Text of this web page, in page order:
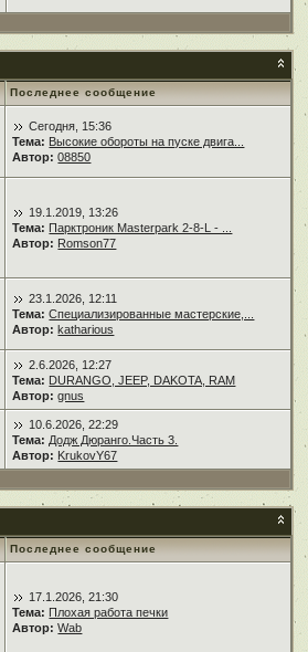
Последнее сообщение
Сегодня, 15:36
Тема: Высокие обороты на пуске двига...
Автор: 08850
19.1.2019, 13:26
Тема: Парктроник Masterpark 2-8-L - ...
Автор: Romson77
23.1.2026, 12:11
Тема: Специализированные мастерские,...
Автор: katharious
2.6.2026, 12:27
Тема: DURANGO, JEEP, DAKOTA, RAM
Автор: gnus
10.6.2026, 22:29
Тема: Додж Дюранго.Часть 3.
Автор: KrukovY67
Последнее сообщение
17.1.2026, 21:30
Тема: Плохая работа печки
Автор: Wab